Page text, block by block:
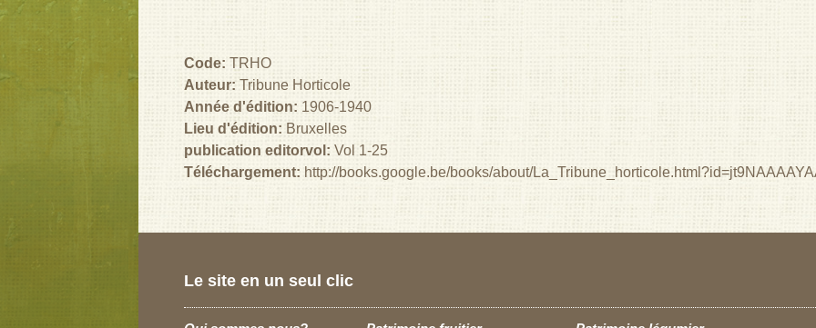
Code: TRHO
Auteur: Tribune Horticole
Année d'édition: 1906-1940
Lieu d'édition: Bruxelles
publication editorvol: Vol 1-25
Téléchargement: http://books.google.be/books/about/
Le site en un seul clic